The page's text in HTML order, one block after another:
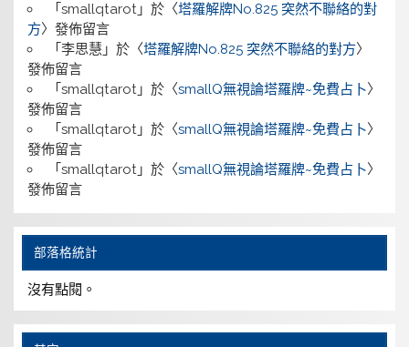
「 smallqtarot」於〈塔羅解牌No.825 突然不聯絡的對
方〉發佈留言
「 李思慧」於〈塔羅解牌No.825 突然不聯絡的對方〉
發佈留言
「 smallqtarot」於〈smallQ無視論塔羅牌~免費占卜〉
發佈留言
「 smallqtarot」於〈smallQ無視論塔羅牌~免費占卜〉
發佈留言
「 smallqtarot」於〈smallQ無視論塔羅牌~免費占卜〉
發佈留言
部落格統計
沒有點閱。